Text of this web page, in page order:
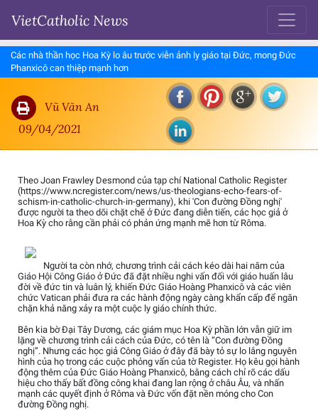
VietCatholic News
Các nhà thần học Hoa Kỳ lo âu trước viễn ảnh ly giáo tại Đức, mong Đức
Phanxicô can thiệp mạnh hơn
Vũ Văn An
09/04/2021
Theo Joan Frawley Desmond của tạp chí National Catholic Register
(https://www.ncregister.com/news/us-theologians-echo-fears-of-
schism-in-catholic-church-in-germany), khi 'Con đường Đồng nghị'
được người ta theo dõi chặt chẽ ở Đức đang diễn tiến, các học giả ở
Hoa Kỳ cho rằng cần phải có phản ứng mạnh mẽ hơn từ Rôma.
Người ta còn nhớ, chương trình cải cách kéo dài hai năm của
Giáo Hội Công Giáo ở Đức đã đặt nhiều nghi vấn đối với giáo huấn lâu
đời về đức tin và luân lý, khiến Đức Giáo Hoàng Phanxicô và các viên
chức Vatican phải đưa ra các hành động ngày càng khẩn cấp để ngăn
chặn khả năng xảy ra một cuộc ly giáo chính thức.
Bên kia bờ Đại Tây Dương, các giám mục Hoa Kỳ phần lớn vẫn giữ im
lặng về chương trình cải cách của Đức, có tên là “Con đường Đồng
nghị”. Nhưng các học giả Công Giáo ở đây đã bày tỏ sự lo lắng nguyên
hình của họ trong các cuộc phỏng vấn của tờ Register. Họ kêu gọi hành
động thêm của Đức Giáo Hoàng Phanxicô, bằng cách chỉ rõ các dấu
hiệu cho thấy bất đồng công khai đang lan rộng ở châu Âu, và nhấn
mạnh các quyết định ở Rôma và Đức vốn đặt nền móng cho Con
đường Đồng nghị.